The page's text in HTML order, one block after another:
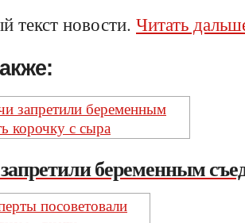
текст новости. Читать
беременным